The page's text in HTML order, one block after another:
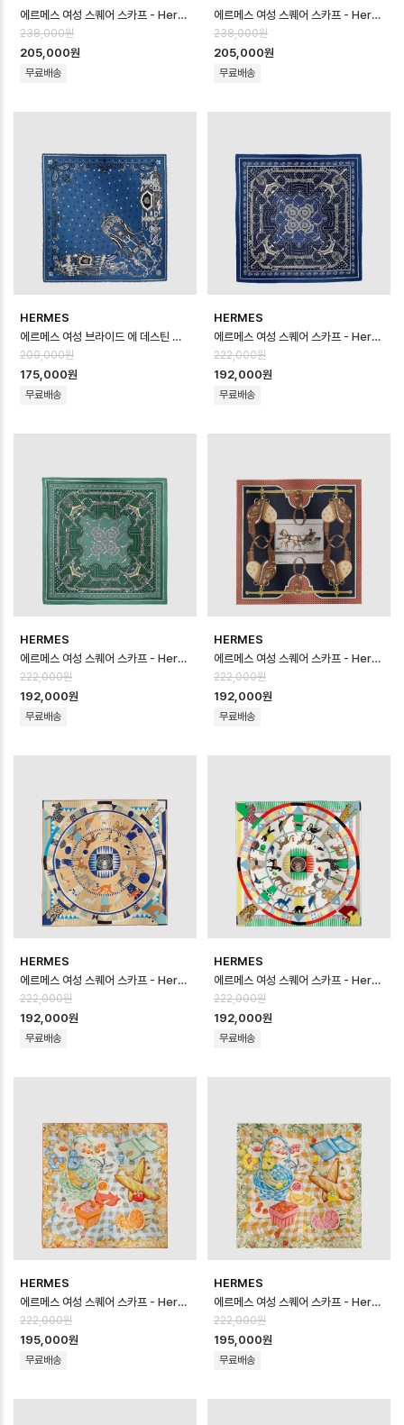
에르메스 여성 스퀘어 스카프 - Hermes Womens Square Scarf - acc…
238,000원
205,000원
무료배송
에르메스 여성 스퀘어 스카프 - Hermes Womens Square Scarf - acc…
238,000원
205,000원
무료배송
HERMES
에르메스 여성 브라이드 에 데스틴 반다나 스카프 - Hermes Womens Brides …
209,000원
175,000원
무료배송
HERMES
에르메스 여성 스퀘어 스카프 - Hermes Womens Square Scarf - acc…
222,000원
192,000원
무료배송
HERMES
에르메스 여성 스퀘어 스카프 - Hermes Womens Square Scarf - acc…
222,000원
192,000원
무료배송
HERMES
에르메스 여성 스퀘어 스카프 - Hermes Womens Square Scarf - acc…
222,000원
192,000원
무료배송
HERMES
에르메스 여성 스퀘어 스카프 - Hermes Womens Square Scarf - acc…
222,000원
192,000원
무료배송
HERMES
에르메스 여성 스퀘어 스카프 - Hermes Womens Square Scarf - acc…
222,000원
192,000원
무료배송
HERMES
에르메스 여성 스퀘어 스카프 - Hermes Womens Square Scarf - acc…
222,000원
195,000원
무료배송
HERMES
에르메스 여성 스퀘어 스카프 - Hermes Womens Square Scarf - acc…
222,000원
195,000원
무료배송